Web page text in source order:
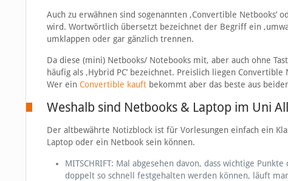
Auch zu erwähnen sind sogenannten ‚Convertible Netbooks’
wird. Wortwörtlich übersetzt bezeichnet der Begriff ein
umklappen oder gar gänzlich trennen.
Da diese (mini) Netbooks/ Notebooks mit, aber auch ohne
häufig als ‚Hybrid PC’ bezeichnet. Preislich liegen
Wer ein Convertible kauftbekommt aber das beste aus
Weshalb sind Netbooks & Laptop im Uni
Der altbewährte Notizblock ist für Vorlesungen einfach ein
Laptop oder ein Netbook sein können.
MITSCHRIFT: Mal abgesehen davon, dass wichtige
doppelt so schnell festgehalten werden können, läuft